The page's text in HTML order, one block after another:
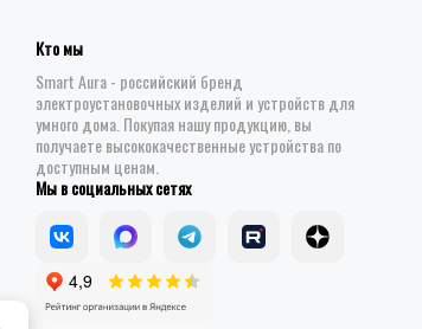
Кто мы
Smart Aura - российский бренд
электроустановочных изделий и устройств для
умного дома. Покупая нашу продукцию, вы
получаете высококачественные устройства по
доступным ценам.
Мы в социальных сетях